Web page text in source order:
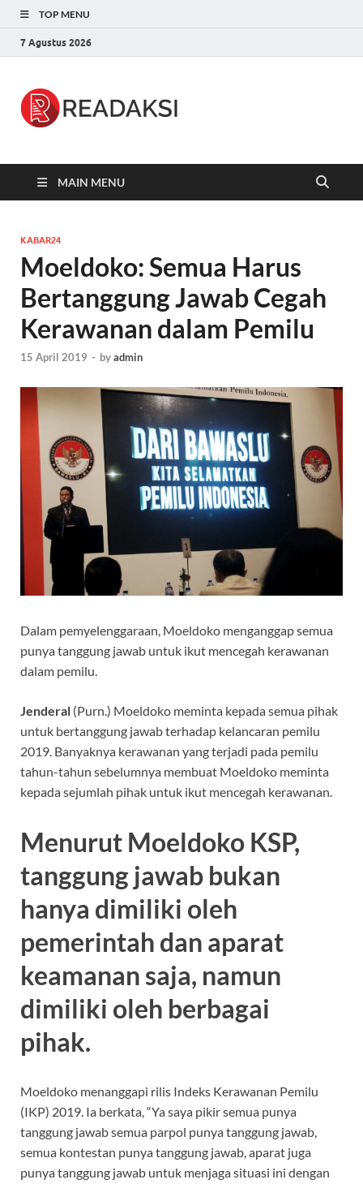
TOP MENU
7 Agustus 2026
MAIN MENU
KABAR24
Moeldoko: Semua Harus
Bertanggung Jawab Cegah
Kerawanan dalam Pemilu
15 April 2019 - byadmin
Dalam pemyelenggaraan, Moeldoko menganggap semua
punya tanggung jawab untuk ikut mencegah kerawanan
dalam pemilu.
Jenderal (Purn.) Moeldoko meminta kepada semua pihak
untuk bertanggung jawab terhadap kelancaran pemilu
2019. Banyaknya kerawanan yang terjadi pada pemilu
tahun-tahun sebelumnya membuat Moeldoko meminta
kepada sejumlah pihak untuk ikut mencegah kerawanan.
Menurut Moeldoko KSP,
tanggung jawab bukan
hanya dimiliki oleh
pemerintah dan aparat
keamanan saja, namun
dimiliki oleh berbagai
pihak.
Moeldoko menanggapi rilis Indeks Kerawanan Pemilu
(IKP) 2019. Ia berkata, “Ya saya pikir semua punya
tanggung jawab semua parpol punya tanggung jawab,
semua kontestan punya tanggung jawab, aparat juga
punya tanggung jawab untuk menjaga situasi ini dengan